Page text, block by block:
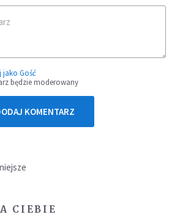
jako Gość
będzie moderowany
KOMENTARZ
CIEBIE